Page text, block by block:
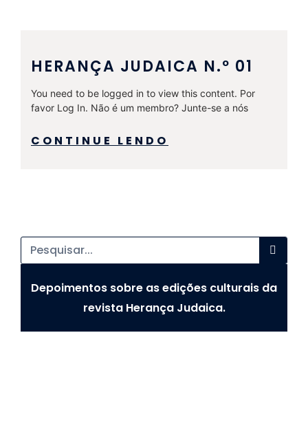
HERANÇA JUDAICA N.º 01
You need to be logged in to view this content. Por
favor Log In. Não é um membro? Junte-se a nós
CONTINUE LENDO
Depoimentos sobre as edições culturais da
revista Herança Judaica.